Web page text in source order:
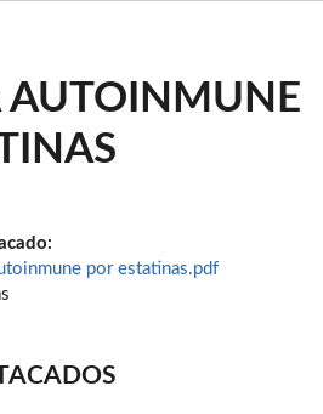
AUTOINMUNE
por estatinas.pdf